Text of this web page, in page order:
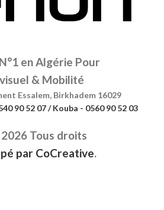
en Algérie Pour
& Mobilité
Essalem, Birkhadem 16029
90 52 07 / Kouba - 0560 90 52 03
Tous droits
par CoCreative.